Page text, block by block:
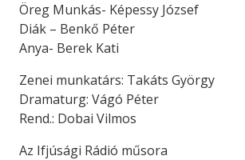
Öreg Munkás- Képessy József
Diák – Benkő Péter
Anya- Berek Kati
Zenei munkatárs: Takáts György
Dramaturg: Vágó Péter
Rend.: Dobai Vilmos
Az Ifjúsági Rádió műsora